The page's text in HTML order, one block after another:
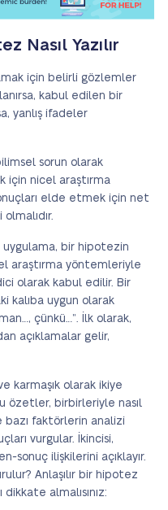
Nasıl Yazılır
için belirli gözlemler
kabul edilen bir
yanlış ifadeler
sorun olarak
için nicel araştırma
elde etmek için net
bir hipotezin
araştırma yöntemleriyle
olarak kabul edilir. Bir
kalıba uygun olarak
çünkü…”. İlk olarak,
açıklamalar gelir,
karmaşık olarak ikiye
özetler, birbirleriyle nasıl
bazı faktörlerin analizi
vurgular. İkincisi,
sonuç ilişkilerini açıklayır.
Anlaşılır bir hipotez
almalısınız: